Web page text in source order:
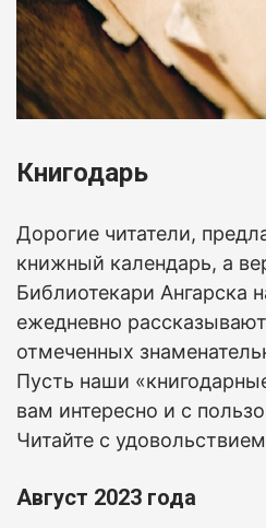
Книгодарь
Дорогие читатели,
книжный календарь, а
Библиотекари Ангарска
ежедневно
отмеченных
Пусть наши
вам интересно и с
Читайте с
Август 2023 года